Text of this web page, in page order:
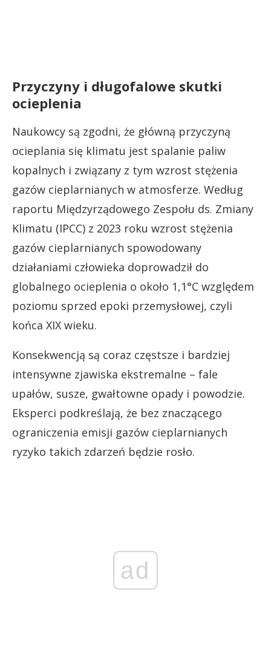
Przyczyny i długofalowe skutki
ocieplenia
Naukowcy są zgodni, że główną przyczyną
ocieplania się klimatu jest spalanie paliw
kopalnych i związany z tym wzrost stężenia
gazów cieplarnianych w atmosferze. Według
raportu Międzyrządowego Zespołu ds. Zmiany
Klimatu (IPCC) z 2023 roku wzrost stężenia
gazów cieplarnianych spowodowany
działaniami człowieka doprowadził do
globalnego ocieplenia o około 1,1°C względem
poziomu sprzed epoki przemysłowej, czyli
końca XIX wieku.
Konsekwencją są coraz częstsze i bardziej
intensywne zjawiska ekstremalne – fale
upałów, susze, gwałtowne opady i powodzie.
Eksperci podkreślają, że bez znaczącego
ograniczenia emisji gazów cieplarnianych
ryzyko takich zdarzeń będzie rosło.
ad